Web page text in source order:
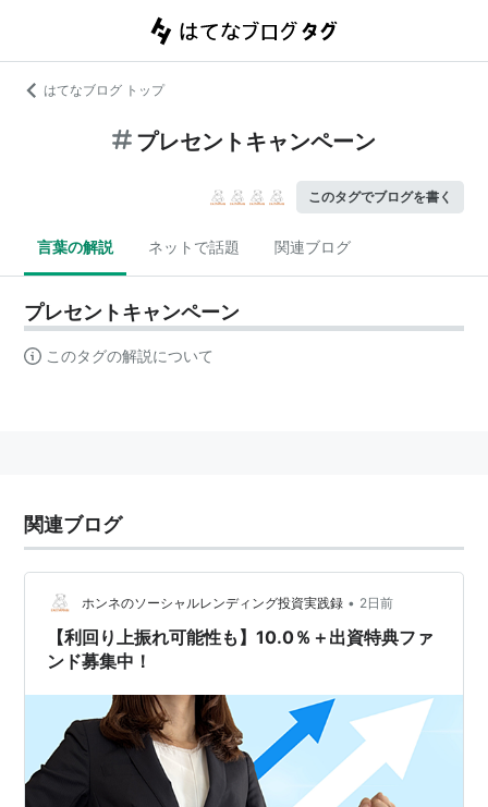
はてなブログ トップ
プレセントキャンペーン
このタグでブログを書く
言葉の解説 ネットで話題 関連ブログ
プレセントキャンペーン
このタグの解説について
関連ブログ
ホンネのソーシャルレンディング投資実践録 • 2日前
【利回り上振れ可能性も】10.0％＋出資特典ファ
ンド募集中！